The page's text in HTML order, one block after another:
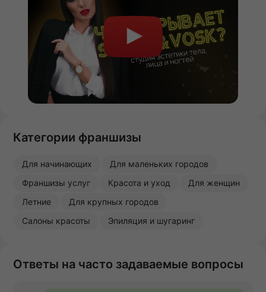
Категории франшизы
Для начинающих
Для маленьких городов
Франшизы услуг
Красота и уход
Для женщин
Летние
Для крупных городов
Салоны красоты
Эпиляция и шугаринг
Ответы на часто задаваемые вопросы